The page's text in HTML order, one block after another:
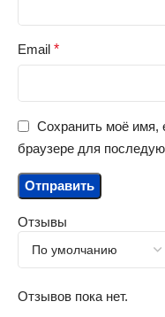
Отзывы
Отзывов пока нет.
Email *
Сохранить моё имя,
браузере для